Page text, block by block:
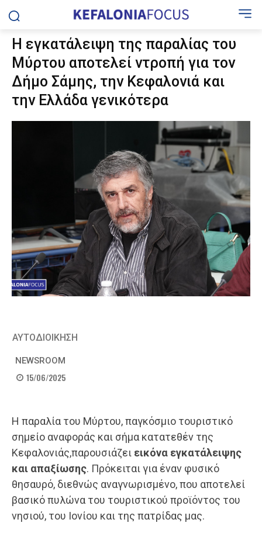
Η εγκατάλειψη της παραλίας του
Μύρτου αποτελεί ντροπή για τον
Δήμο Σάμης, την Κεφαλονιά και
την Ελλάδα γενικότερα
ΑΥΤΟΔΙΟΙΚΗΣΗ
NEWSROOM
15/06/2025
Η παραλία του Μύρτου, παγκόσμιο τουριστικό
σημείο αναφοράς και σήμα κατατεθέν της
Κεφαλονιάς,παρουσιάζει εικόνα εγκατάλειψης
και απαξίωσης. Πρόκειται για έναν φυσικό
θησαυρό, διεθνώς αναγνωρισμένο, που αποτελεί
βασικό πυλώνα του τουριστικού προϊόντος του
νησιού, του Ιονίου και της πατρίδας μας.